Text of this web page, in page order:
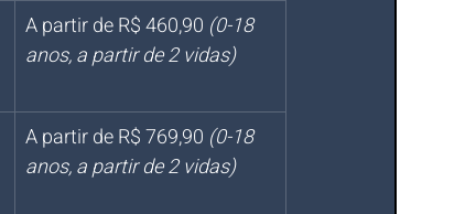
A partir de R$ 460,90 (0-18
anos, a partir de 2 vidas)
A partir de R$ 769,90 (0-18
anos, a partir de 2 vidas)